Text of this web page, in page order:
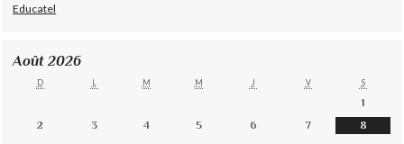
Educatel
Août 2026
D L M M J V S
1
2
3 4 5 6 7
8